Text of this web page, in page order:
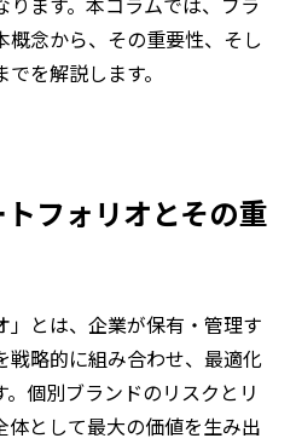
概念から、その重要性、そし
を解説します。
フォリオとその重
」とは、企業が保有・管理す
戦略的に組み合わせ、最適化
個別ブランドのリスクとリ
として最大の価値を生み出